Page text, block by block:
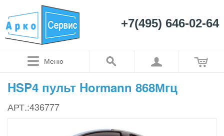
+7(495) 646-02-64
Меню
HSP4 пульт Hormann 868Мгц
АРТ.:436777